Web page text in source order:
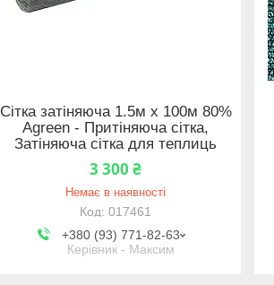
Сітка затіняюча 1.5м х 100м 80%
Agreen - Притіняюча сітка,
Затіняюча сітка для теплиць
3 300 ₴
Немає в наявності
017461
+380 (93) 771-82-63
Керівник - Максим